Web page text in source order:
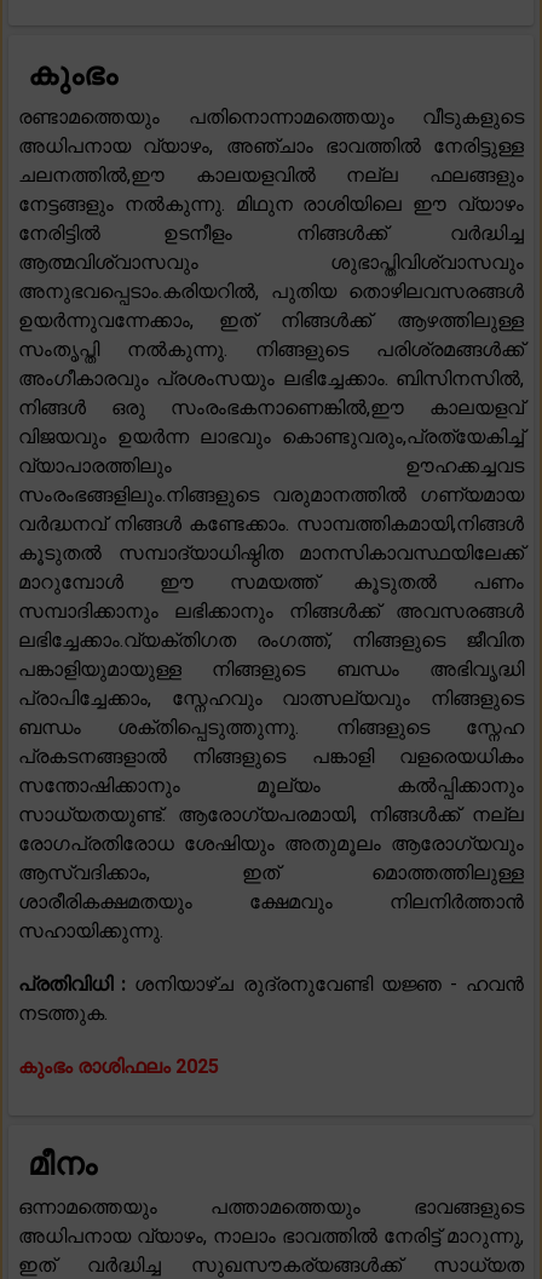
കുംഭം
രണ്ടാമത്തെയും പതിനൊന്നാമത്തെയും വീടുകളുടെ
അധിപനായ വ്യാഴം, അഞ്ചാം ഭാവത്തിൽ നേരിട്ടുള്ള
ചലനത്തിൽ,ഈ കാലയളവിൽ നല്ല ഫലങ്ങളും
നേട്ടങ്ങളും നൽകുന്നു. മിഥുന രാശിയിലെ ഈ വ്യാഴം
നേരിട്ടിൽ ഉടനീളം നിങ്ങൾക്ക് വർദ്ധിച്ച
ആത്മവിശ്വാസവും ശുഭാപ്തിവിശ്വാസവും
അനുഭവപ്പെടാം.കരിയറിൽ, പുതിയ തൊഴിലവസരങ്ങൾ
ഉയർന്നുവന്നേക്കാം, ഇത് നിങ്ങൾക്ക് ആഴത്തിലുള്ള
സംതൃപ്തി നൽകുന്നു. നിങ്ങളുടെ പരിശ്രമങ്ങൾക്ക്
അംഗീകാരവും പ്രശംസയും ലഭിച്ചേക്കാം. ബിസിനസിൽ,
നിങ്ങൾ ഒരു സംരംഭകനാണെങ്കിൽ,ഈ കാലയളവ്
വിജയവും ഉയർന്ന ലാഭവും കൊണ്ടുവരും,പ്രത്യേകിച്ച്
വ്യാപാരത്തിലും ഊഹക്കച്ചവട
സംരംഭങ്ങളിലും.നിങ്ങളുടെ വരുമാനത്തിൽ ഗണ്യമായ
വർദ്ധനവ് നിങ്ങൾ കണ്ടേക്കാം. സാമ്പത്തികമായി,നിങ്ങൾ
കൂടുതൽ സമ്പാദ്യാധിഷ്ഠിത മാനസികാവസ്ഥയിലേക്ക്
മാറുമ്പോൾ ഈ സമയത്ത് കൂടുതൽ പണം
സമ്പാദിക്കാനും ലഭിക്കാനും നിങ്ങൾക്ക് അവസരങ്ങൾ
ലഭിച്ചേക്കാം.വ്യക്തിഗത രംഗത്ത്, നിങ്ങളുടെ ജീവിത
പങ്കാളിയുമായുള്ള നിങ്ങളുടെ ബന്ധം അഭിവൃദ്ധി
പ്രാപിച്ചേക്കാം, സ്നേഹവും വാത്സല്യവും നിങ്ങളുടെ
ബന്ധം ശക്തിപ്പെടുത്തുന്നു. നിങ്ങളുടെ സ്നേഹ
പ്രകടനങ്ങളാൽ നിങ്ങളുടെ പങ്കാളി വളരെയധികം
സന്തോഷിക്കാനും മൂല്യം കൽപ്പിക്കാനും
സാധ്യതയുണ്ട്. ആരോഗ്യപരമായി, നിങ്ങൾക്ക് നല്ല
രോഗപ്രതിരോധ ശേഷിയും അതുമൂലം ആരോഗ്യവും
ആസ്വദിക്കാം, ഇത് മൊത്തത്തിലുള്ള
ശാരീരികക്ഷമതയും ക്ഷേമവും നിലനിർത്താൻ
സഹായിക്കുന്നു.
പ്രതിവിധി : ശനിയാഴ്ച രുദ്രനുവേണ്ടി യജ്ഞ - ഹവൻ
നടത്തുക.
കുംഭം രാശിഫലം 2025
മീനം
ഒന്നാമത്തെയും പത്താമത്തെയും ഭാവങ്ങളുടെ
അധിപനായ വ്യാഴം, നാലാം ഭാവത്തിൽ നേരിട്ട് മാറുന്നു,
ഇത് വർദ്ധിച്ച സുഖസൗകര്യങ്ങൾക്ക് സാധ്യത